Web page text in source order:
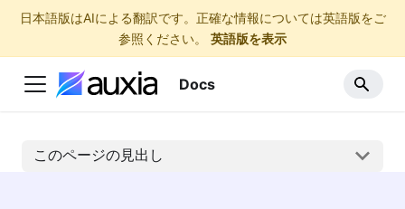
日本語版はAIによる翻訳です。正確な情報については英語版をご
参照ください。
英語版を表示
Docs
このページの見出し